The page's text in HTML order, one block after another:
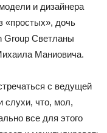
и дизайнера
«простых», дочь
Group Светланы
Маниовича.
с ведущей
слухи, что, мол,
все для этого